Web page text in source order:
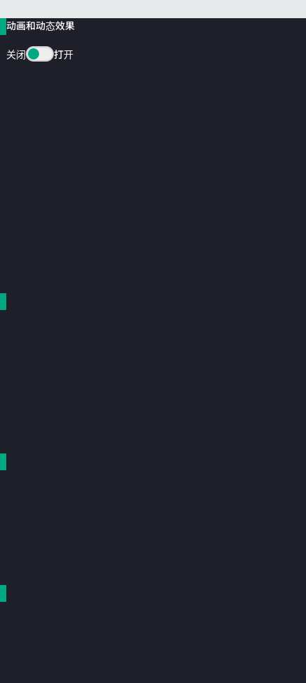
动画和动态效果
关闭 打开